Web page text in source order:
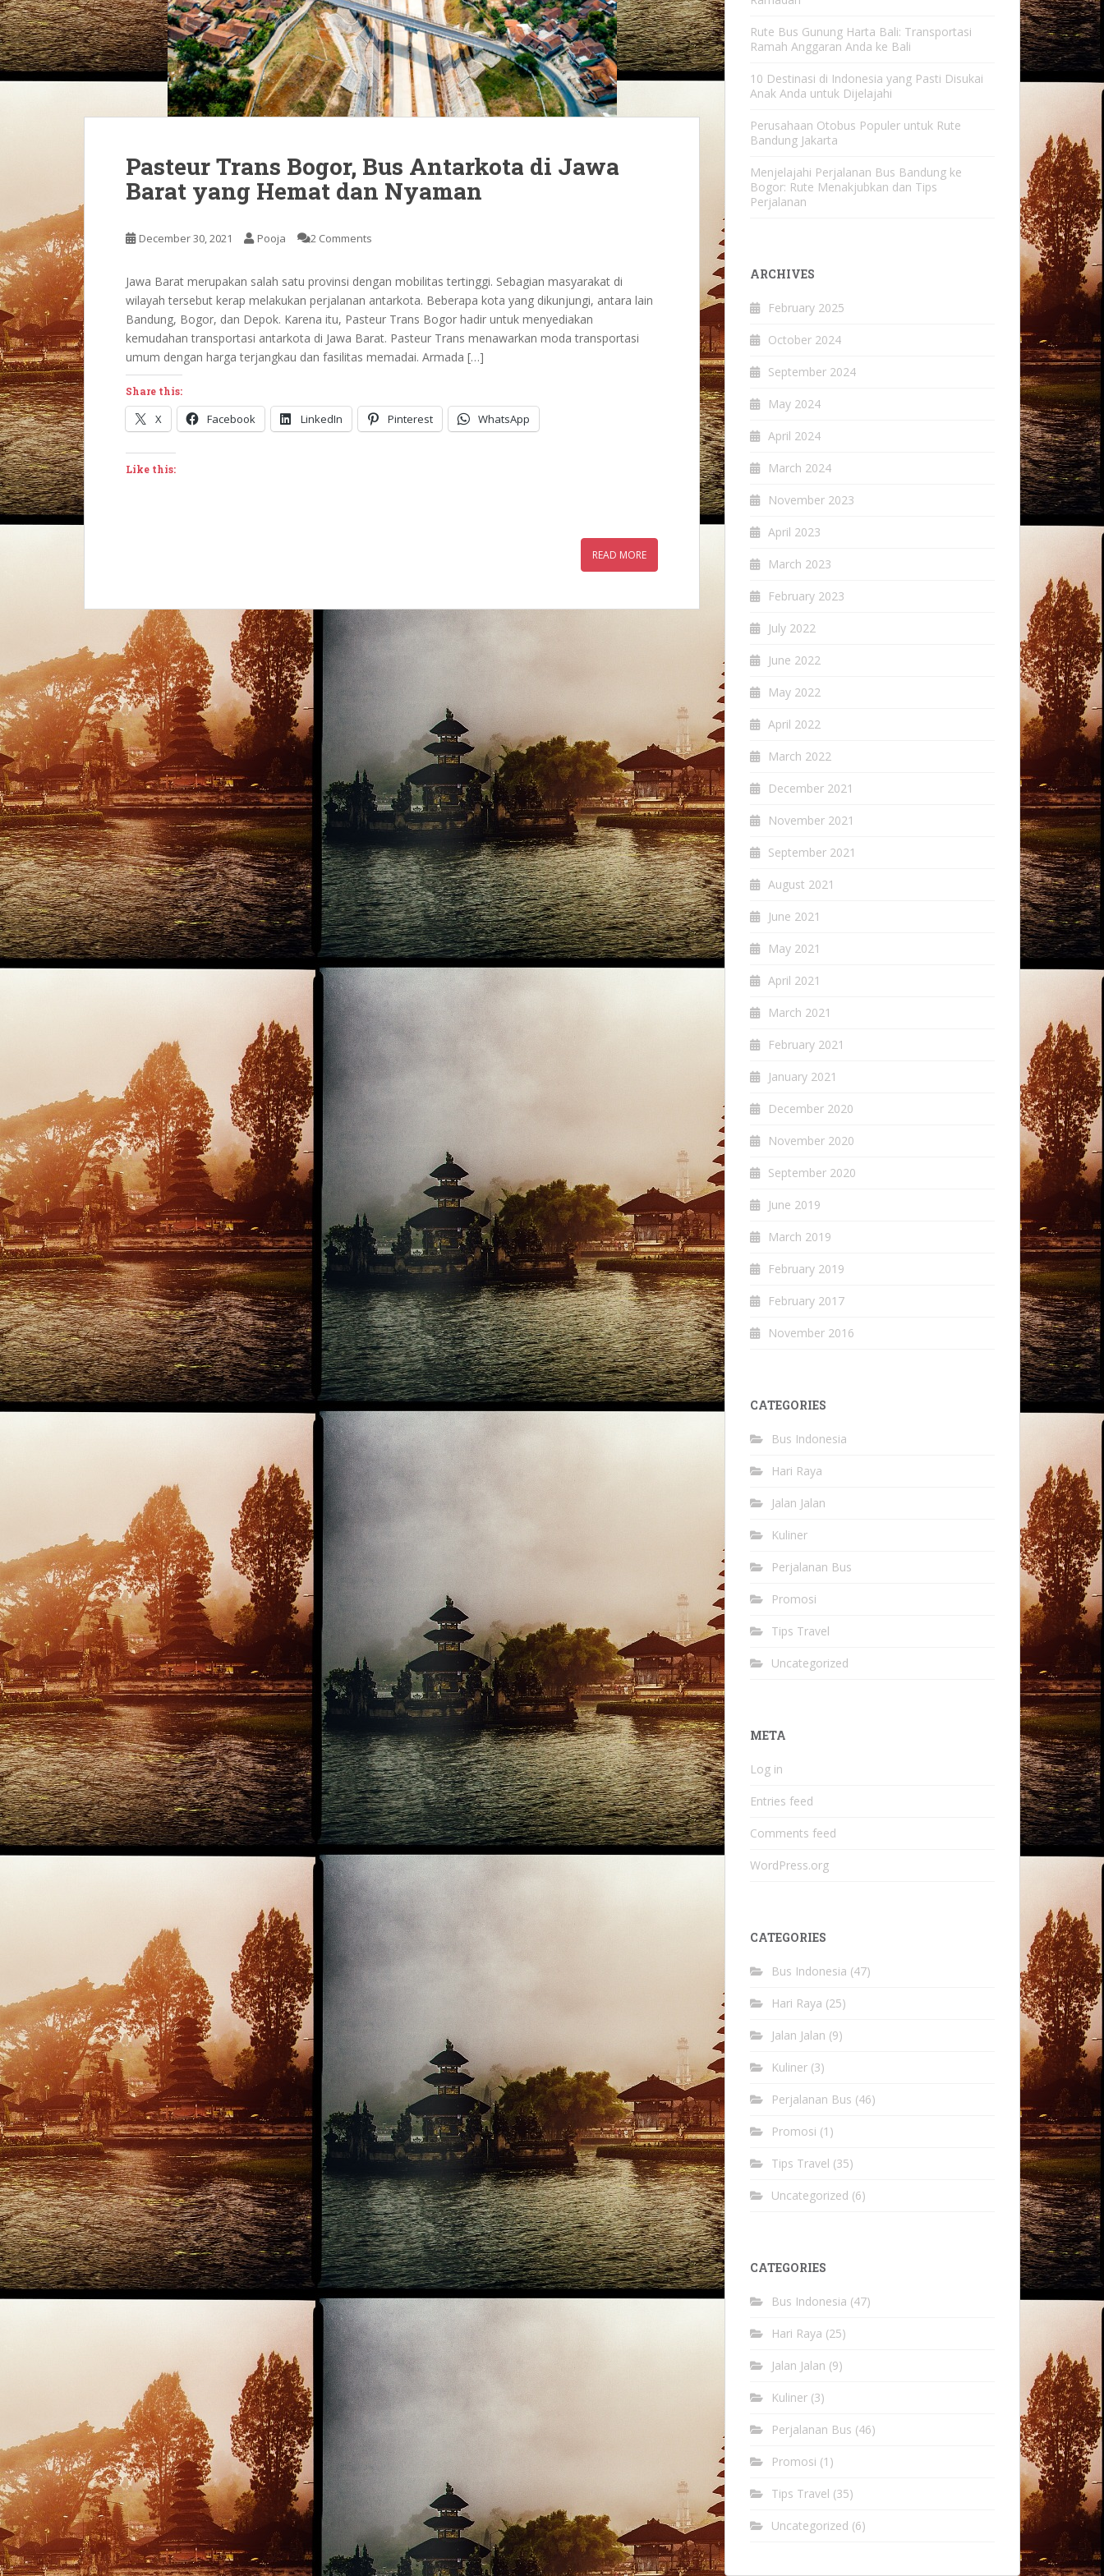
Pasteur Trans Bogor, Bus Antarkota di Jawa
Barat yang Hemat dan Nyaman
December 30, 2021 Pooja 2 Comments
Jawa Barat merupakan salah satu provinsi dengan mobilitas tertinggi. Sebagian masyarakat di
wilayah tersebut kerap melakukan perjalanan antarkota. Beberapa kota yang dikunjungi, antara lain
Bandung, Bogor, dan Depok. Karena itu, Pasteur Trans Bogor hadir untuk menyediakan
kemudahan transportasi antarkota di Jawa Barat. Pasteur Trans menawarkan moda transportasi
umum dengan harga terjangkau dan fasilitas memadai. Armada […]
Share this:
X Facebook LinkedIn Pinterest WhatsApp
Like this:
READ MORE
Rute Bus Gunung Harta Bali: Transportasi
Ramah Anggaran Anda ke Bali
10 Destinasi di Indonesia yang Pasti Disukai
Anak Anda untuk Dijelajahi
Perusahaan Otobus Populer untuk Rute
Bandung Jakarta
Menjelajahi Perjalanan Bus Bandung ke
Bogor: Rute Menakjubkan dan Tips
Perjalanan
ARCHIVES
February 2025
October 2024
September 2024
May 2024
April 2024
March 2024
November 2023
April 2023
March 2023
February 2023
July 2022
June 2022
May 2022
April 2022
March 2022
December 2021
November 2021
September 2021
August 2021
June 2021
May 2021
April 2021
March 2021
February 2021
January 2021
December 2020
November 2020
September 2020
June 2019
March 2019
February 2019
February 2017
November 2016
CATEGORIES
Bus Indonesia
Hari Raya
Jalan Jalan
Kuliner
Perjalanan Bus
Promosi
Tips Travel
Uncategorized
META
Log in
Entries feed
Comments feed
WordPress.org
CATEGORIES
Bus Indonesia (47)
Hari Raya (25)
Jalan Jalan (9)
Kuliner (3)
Perjalanan Bus (46)
Promosi (1)
Tips Travel (35)
Uncategorized (6)
CATEGORIES
Bus Indonesia (47)
Hari Raya (25)
Jalan Jalan (9)
Kuliner (3)
Perjalanan Bus (46)
Promosi (1)
Tips Travel (35)
Uncategorized (6)